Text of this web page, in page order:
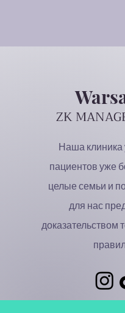
ZK
Наша
пациентов уже
целые семьи и
для нас
доказательством